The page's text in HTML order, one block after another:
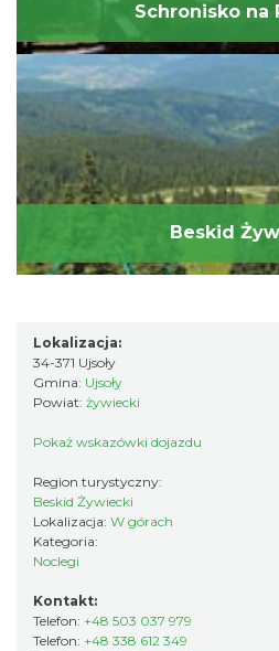
Schronisko na
Beskid
Lokalizacja:
34-371 Ujsoły
Gmina: Ujsoły
Powiat: żywiecki
Pokaż wskazówki dojazdu
Region turystyczny:
Beskid Żywiecki
Lokalizacja: W górach
Kategoria:
Noclegi
Kontakt:
Telefon: +48 503 037 979
Telefon: +48 338 612 349